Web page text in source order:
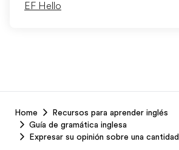
EF Hello
Footer
Home
Recursos para aprender inglés
Guía de gramática inglesa
Expresar su opinión sobre una cantidad